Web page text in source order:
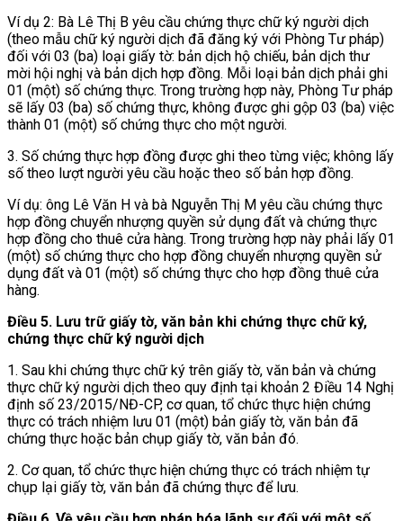
Ví dụ 2: Bà Lê Thị B yêu cầu chứng thực chữ ký người dịch
(theo mẫu chữ ký người dịch đã đăng ký với Phòng Tư pháp)
đối với 03 (ba) loại giấy tờ: bản dịch hộ chiếu, bản dịch thư
mời hội nghị và bản dịch hợp đồng. Mỗi loại bản dịch phải ghi
01 (một) số chứng thực. Trong trường hợp này, Phòng Tư pháp
sẽ lấy 03 (ba) số chứng thực, không được ghi gộp 03 (ba) việc
thành 01 (một) số chứng thực cho một người.
3. Số chứng thực hợp đồng được ghi theo từng việc; không lấy
số theo lượt người yêu cầu hoặc theo số bản hợp đồng.
Ví dụ: ông Lê Văn H và bà Nguyễn Thị M yêu cầu chứng thực
hợp đồng chuyển nhượng quyền sử dụng đất và chứng thực
hợp đồng cho thuê cửa hàng. Trong trường hợp này phải lấy 01
(một) số chứng thực cho hợp đồng chuyển nhượng quyền sử
dụng đất và 01 (một) số chứng thực cho hợp đồng thuê cửa
hàng.
Điều 5. Lưu trữ giấy tờ, văn bản khi chứng thực chữ ký,
chứng thực chữ ký người dịch
1. Sau khi chứng thực chữ ký trên giấy tờ, văn bản và chứng
thực chữ ký người dịch theo quy định tại khoản 2 Điều 14 Nghị
định số 23/2015/NĐ-CP, cơ quan, tổ chức thực hiện chứng
thực có trách nhiệm lưu 01 (một) bản giấy tờ, văn bản đã
chứng thực hoặc bản chụp giấy tờ, văn bản đó.
2. Cơ quan, tổ chức thực hiện chứng thực có trách nhiệm tự
chụp lại giấy tờ, văn bản đã chứng thực để lưu.